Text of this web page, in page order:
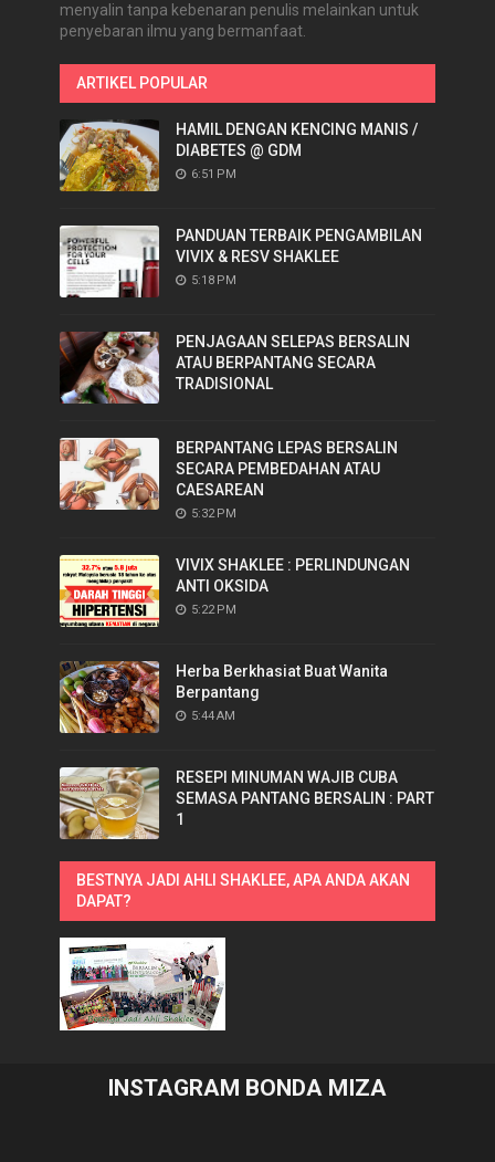
menyalin tanpa kebenaran penulis melainkan untuk
penyebaran ilmu yang bermanfaat.
ARTIKEL POPULAR
HAMIL DENGAN KENCING MANIS /
DIABETES @ GDM
6:51 PM
PANDUAN TERBAIK PENGAMBILAN
VIVIX & RESV SHAKLEE
5:18 PM
PENJAGAAN SELEPAS BERSALIN
ATAU BERPANTANG SECARA
TRADISIONAL
BERPANTANG LEPAS BERSALIN
SECARA PEMBEDAHAN ATAU
CAESAREAN
5:32 PM
VIVIX SHAKLEE : PERLINDUNGAN
ANTI OKSIDA
5:22 PM
Herba Berkhasiat Buat Wanita
Berpantang
5:44 AM
RESEPI MINUMAN WAJIB CUBA
SEMASA PANTANG BERSALIN : PART
1
BESTNYA JADI AHLI SHAKLEE, APA ANDA AKAN
DAPAT?
INSTAGRAM BONDA MIZA